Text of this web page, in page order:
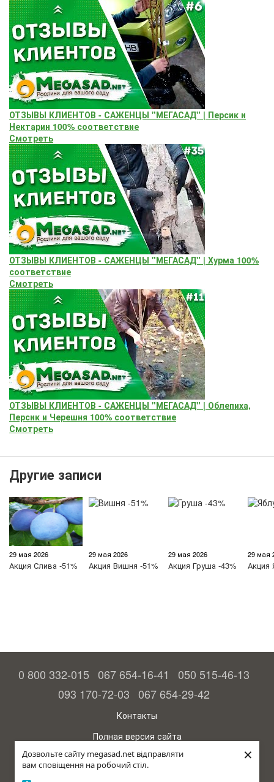
Дозвольте сайту megasad.net відправляти
вам сповіщення на робочий стіл.
×
ОТЗЫВЫ КЛИЕНТОВ - САЖЕНЦЫ "МЕГАСАД" | Персик и
Нектарин 100% соответствие
Смотреть
ОТЗЫВЫ КЛИЕНТОВ - САЖЕНЦЫ "МЕГАСАД" | Хурма 100%
соответствие
Смотреть
ОТЗЫВЫ КЛИЕНТОВ - САЖЕНЦЫ "МЕГАСАД" | Облепиха,
Персик и Черешня 100% соответствие
Смотреть
Другие записи
29 мая 2026
Акция Слива -51%
29 мая 2026
Акция Вишня -51%
29 мая 2026
Акция Груша -43%
29 мая
Акция
0 800 332-015 067 654-16-41
050 515-46-13
093 170-72-03 067 654-29-42
Контакты
Полная версия сайта
© 2015—2026
Megasad - гарантия высокого урожая